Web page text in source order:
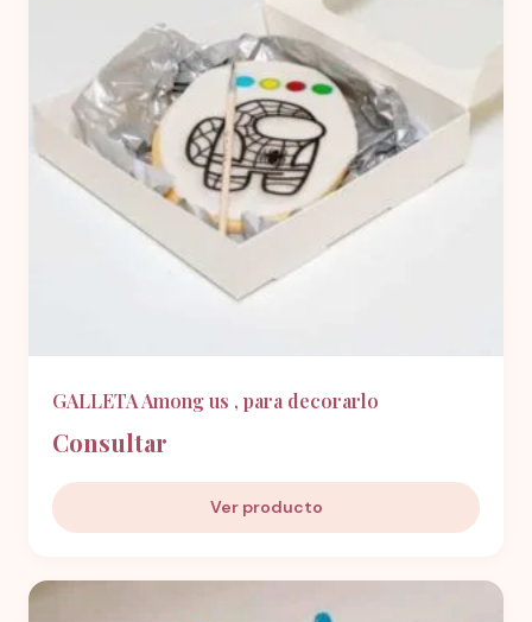
GALLETA Among us , para decorarlo
Consultar
Ver producto